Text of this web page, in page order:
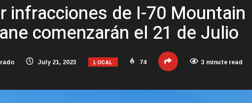
infracciones de I-70 Mountain
comenzarán el 21 de Julio
July 21, 2023 LOCAL 74 3 minute read